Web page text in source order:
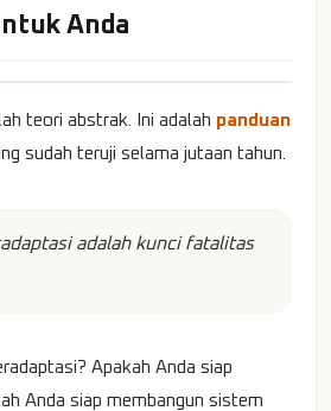
Anda
teori abstrak. Ini adalah panduan
sudah teruji selama jutaan tahun.
adalah kunci fatalitas
Apakah Anda siap
Anda siap membangun sistem